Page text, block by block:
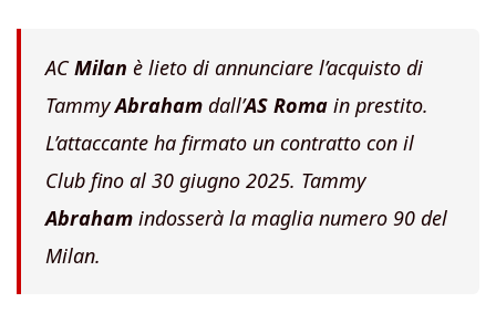
ACMilan è lieto di annunciare l’acquisto di
TammyAbraham dall’AS Roma in prestito.
L’attaccante ha firmato un contratto con il
Club fino al 30 giugno 2025. Tammy
Abraham indosserà la maglia numero 90 del
Milan.